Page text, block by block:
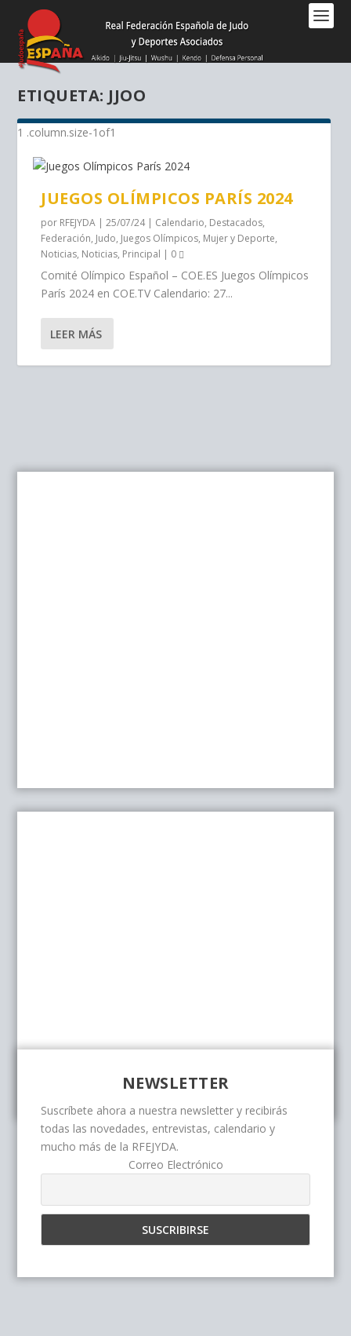
este
sitio
web
sistema
accesibilidad.
ETIQUETA: JJOO
JUEGOS OLÍMPICOS PARÍS 2024
por RFEJYDA |25/07/24| Calendario, Destacados,
Federación, Judo, Juegos Olímpicos, Mujer y Deporte,
Noticias, Noticias, Principal | 0
Comité Olímpico Español – COE.ES Juegos Olímpicos
París 2024 en COE.TV Calendario: 27...
LEER MÁS
NEWSLETTER
Suscríbete ahora a nuestra newsletter y recibirás
todas las novedades, entrevistas, calendario y
mucho más de la RFEJYDA.
Correo Electrónico